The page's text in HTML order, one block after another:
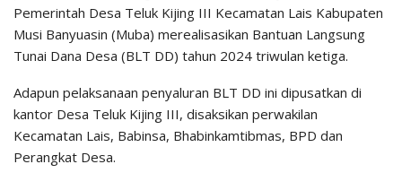
Pemerintah Desa Teluk Kijing III Kecamatan Lais Kabupaten
Musi Banyuasin (Muba) merealisasikan Bantuan Langsung
Tunai Dana Desa (BLT DD) tahun 2024 triwulan ketiga.
Adapun pelaksanaan penyaluran BLT DD ini dipusatkan di
kantor Desa Teluk Kijing III, disaksikan perwakilan
Kecamatan Lais, Babinsa, Bhabinkamtibmas, BPD dan
Perangkat Desa.